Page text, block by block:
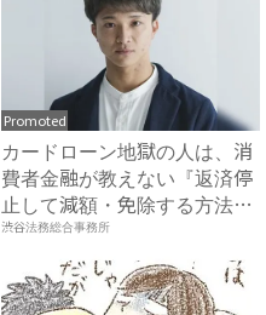
Promoted
カードローン地獄の人は、消
費者金融が教えない『返済停
止して減額・免除する方法』
で...
渋谷法務総合事務所